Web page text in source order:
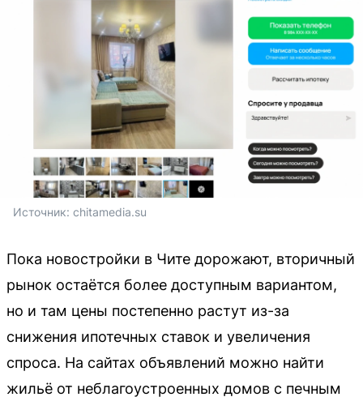
Источник: chitamedia.su
Пока новостройки в Чите дорожают, вторичный
рынок остаётся более доступным вариантом,
но и там цены постепенно растут из-за
снижения ипотечных ставок и увеличения
спроса. На сайтах объявлений можно найти
жильё от неблагоустроенных домов с печным